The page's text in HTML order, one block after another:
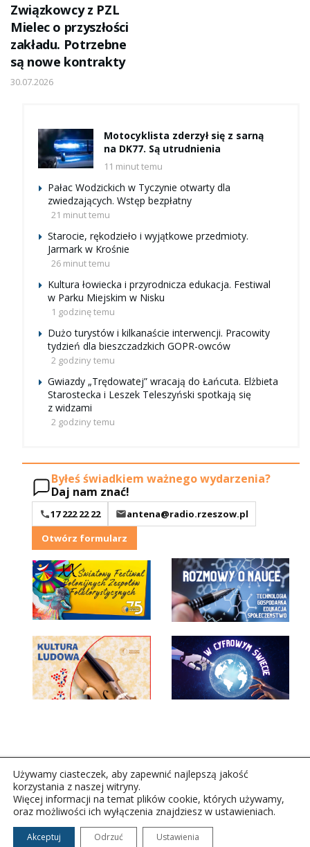
Związkowcy z PZL
Mielec o przyszłości
zakładu. Potrzebne
są nowe kontrakty
30.07.2026
Motocyklista zderzył się z sarną
na DK77. Są utrudnienia
11 minut temu
Pałac Wodzickich w Tyczynie otwarty dla
zwiedzających. Wstęp bezpłatny
21 minut temu
Starocie, rękodzieło i wyjątkowe przedmioty.
Jarmark w Krośnie
26 minut temu
Kultura łowiecka i przyrodnicza edukacja. Festiwal
w Parku Miejskim w Nisku
1 godzinę temu
Dużo turystów i kilkanaście interwencji. Pracowity
tydzień dla bieszczadzkich GOPR-owców
2 godziny temu
Gwiazdy „Trędowatej” wracają do Łańcuta. Elżbieta
Starostecka i Leszek Teleszyński spotkają się
z widzami
2 godziny temu
Byłeś świadkiem ważnego wydarzenia?
Daj nam znać!
17 222 22 22
antena@radio.rzeszow.pl
Otwórz formularz
Copyright © 2026Polskie Radio Rzeszów S.A. w likwidacj.
Wszelkie prawa zastrzeżone.
Używamy ciasteczek, aby zapewnić najlepszą jakość
korzystania z naszej witryny.
Więcej informacji na temat plików cookie, których używamy,
oraz możliwości ich wyłączenia znajdziesz w ustawieniach.
Akceptuj Odrzuć Ustawienia